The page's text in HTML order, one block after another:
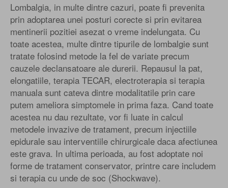
Lombalgia, in multe dintre cazuri, poate fi prevenita
prin adoptarea unei posturi corecte si prin evitarea
mentinerii pozitiei asezat o vreme indelungata. Cu
toate acestea, multe dintre tipurile de lombalgie sunt
tratate folosind metode la fel de variate precum
cauzele declansatoare ale durerii. Repausul la pat,
elongatiile, terapia TECAR, electroterapia si terapia
manuala sunt cateva dintre modalitatile prin care
putem ameliora simptomele in prima faza. Cand toate
acestea nu dau rezultate, vor fi luate in calcul
metodele invazive de tratament, precum injectiile
epidurale sau interventiile chirurgicale daca afectiunea
este grava. In ultima perioada, au fost adoptate noi
forme de tratament conservator, printre care includem
si terapia cu unde de soc (Shockwave).